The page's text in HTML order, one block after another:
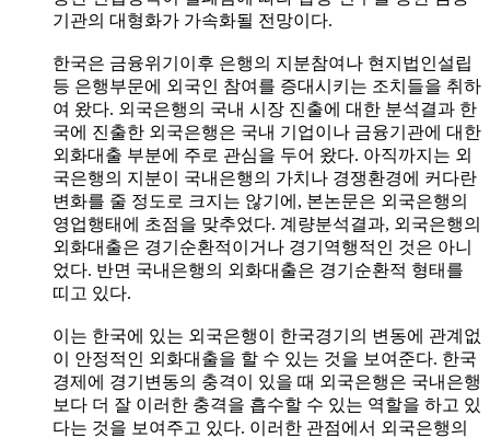
기관의 대형화가 가속화될 전망이다.
한국은 금융위기이후 은행의 지분참여나 현지법인설립
등 은행부문에 외국인 참여를 증대시키는 조치들을 취하
여 왔다. 외국은행의 국내 시장 진출에 대한 분석결과 한
국에 진출한 외국은행은 국내 기업이나 금융기관에 대한
외화대출 부분에 주로 관심을 두어 왔다. 아직까지는 외
국은행의 지분이 국내은행의 가치나 경쟁환경에 커다란
변화를 줄 정도로 크지는 않기에, 본논문은 외국은행의
영업행태에 초점을 맞추었다. 계량분석결과, 외국은행의
외화대출은 경기순환적이거나 경기역행적인 것은 아니
었다. 반면 국내은행의 외화대출은 경기순환적 형태를
띠고 있다.
이는 한국에 있는 외국은행이 한국경기의 변동에 관계없
이 안정적인 외화대출을 할 수 있는 것을 보여준다. 한국
경제에 경기변동의 충격이 있을 때 외국은행은 국내은행
보다 더 잘 이러한 충격을 흡수할 수 있는 역할을 하고 있
다는 것을 보여주고 있다. 이러한 관점에서 외국은행의